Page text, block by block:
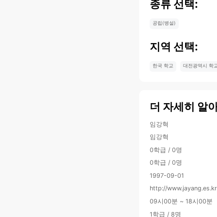
종류 선택:
공립(병설)
지역 선택:
한국 학교 대전광역시 학
더 자세히 알
임강혁
임강혁
0학급 / 0명
0학급 / 0명
1997-09-01
http://www.jayang.es.kr
09시00분 ~ 18시00분
1학급 / 8명